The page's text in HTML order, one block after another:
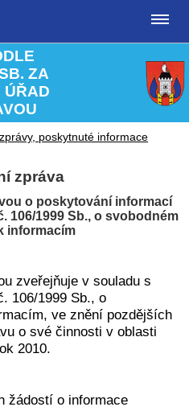
ZA
ÚŘAD
poskytnuté informace
zpráva
o poskytování informací
106/1999 Sb., o svobodném
informacím
zveřejňuje v souladu s
106/1999 Sb., o
ve znění pozdějších
o své činnosti v oblasti
2010.
žádostí o informace